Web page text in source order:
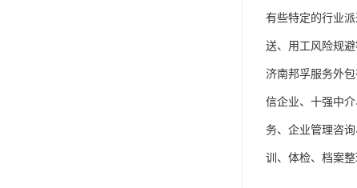
有些特定的行业
送、用工风险规
济南邦孚服务外
信企业、十强中
务、企业管理咨
训、体检、档案